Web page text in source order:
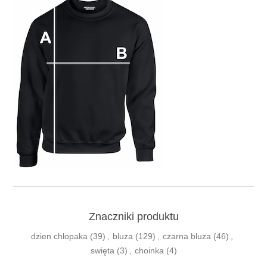
Znaczniki produktu
dzien chlopaka (39) bluza (129) czarna bluza (46)
swięta (3) choinka (4)